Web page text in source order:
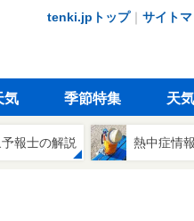
tenki.jpトップ｜ サイト
気 季節特集 天
報士の解説 熱中症情報